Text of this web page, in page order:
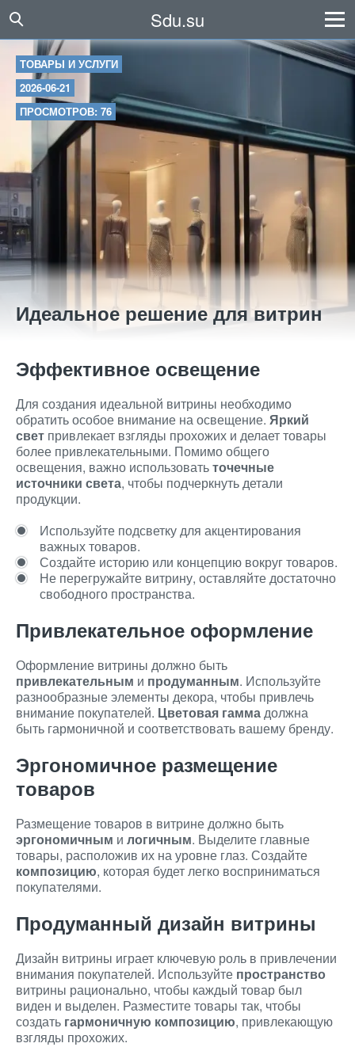
Sdu.su
ТОВАРЫ И УСЛУГИ
2026-06-21
ПРОСМОТРОВ: 76
Идеальное решение для витрин
Эффективное освещение
Для создания идеальной витрины необходимо
обратить особое внимание на освещение. Яркий
свет привлекает взгляды прохожих и делает товары
более привлекательными. Помимо общего
освещения, важно использоватьточечные
источники света, чтобы подчеркнуть детали
продукции.
Используйте подсветку для акцентирования
важных товаров.
Создайте историю или концепцию вокруг товаров.
Не перегружайте витрину, оставляйте достаточно
свободного пространства.
Привлекательное оформление
Оформление витрины должно быть
привлекательным и продуманным. Используйте
разнообразные элементы декора, чтобы привлечь
внимание покупателей. Цветовая гаммадолжна
быть гармоничной и соответствовать вашему бренду.
Эргономичное размещение
товаров
Размещение товаров в витрине должно быть
эргономичным и логичным. Выделите главные
товары, расположив их на уровне глаз. Создайте
композицию, которая будет легко восприниматься
покупателями.
Продуманный дизайн витрины
Дизайн витрины играет ключевую роль в привлечении
внимания покупателей. Используйте пространство
витрины рационально, чтобы каждый товар был
виден и выделен. Разместите товары так, чтобы
создать гармоничную композицию, привлекающую
взгляды прохожих.